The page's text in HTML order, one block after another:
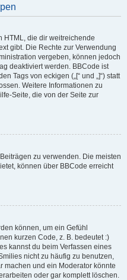
HTML, die dir weitreichende
gibt. Die Rechte zur Verwendung
vergeben, können jedoch
deaktiviert werden. BBCode ist
Tags von eckigen („[“ und „]“) statt
Weitere Informationen zu
Seite, die von der Seite zur
zu verwenden. Die meisten
können über BBCode erreicht
können, um ein Gefühl
kurzen Code, z. B. bedeutet :)
kannst du beim Verfassen eines
nicht zu häufig zu benutzen,
machen und ein Moderator könnte
oder gar komplett löschen.